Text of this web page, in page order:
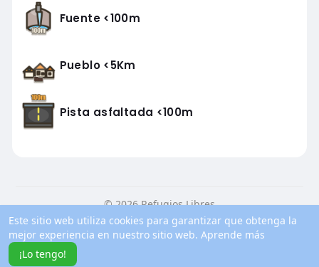
Este sitio web utiliza cookies para garantizar que obtenga la
mejor experiencia en nuestro sitio web. Aprende más
¡Lo tengo!
Fuente <100m
Pueblo <5Km
Pista asfaltada <100m
© 2026 Refugios Libres
Inicio
Conocenos Contacto
Política de privacidad
Condiciones de uso
Blog
Más información